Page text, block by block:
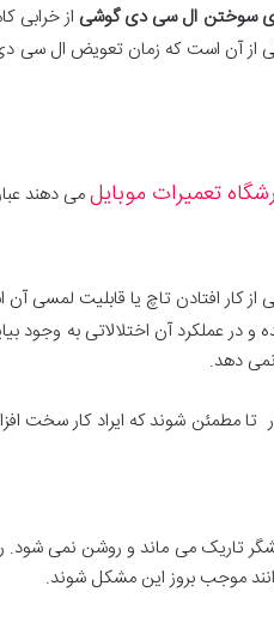
سوختن ال سی دی گوشی از خرابی
از آن است که زمان تعویض ال سی
تعمیرات موبایلمی دهند
افتادن تاچ یا قابلیت لمسی آن
آن اختلالاتی به وجود
دهد.
تا مطمئن شوند که ایراد کار
تاریک می ماند و روشن نمی
موجب بروز این مشکل شوند.